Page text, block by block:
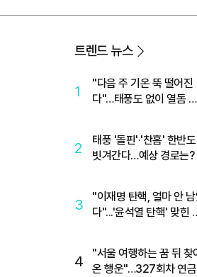
트렌드 뉴스
1
"다음 주 기온 뚝 떨어진
다"…태풍도 없이 열돔 박
2
태풍 '돌핀'·'찬홈' 한반도
빗겨간다…예상 경로는?
3
"이재명 탄핵, 얼마 안
다"...'윤석열 탄핵' 맞힌
4
"서울 여행하는 꿈 뒤 찾
온 행운"…327회차 연금